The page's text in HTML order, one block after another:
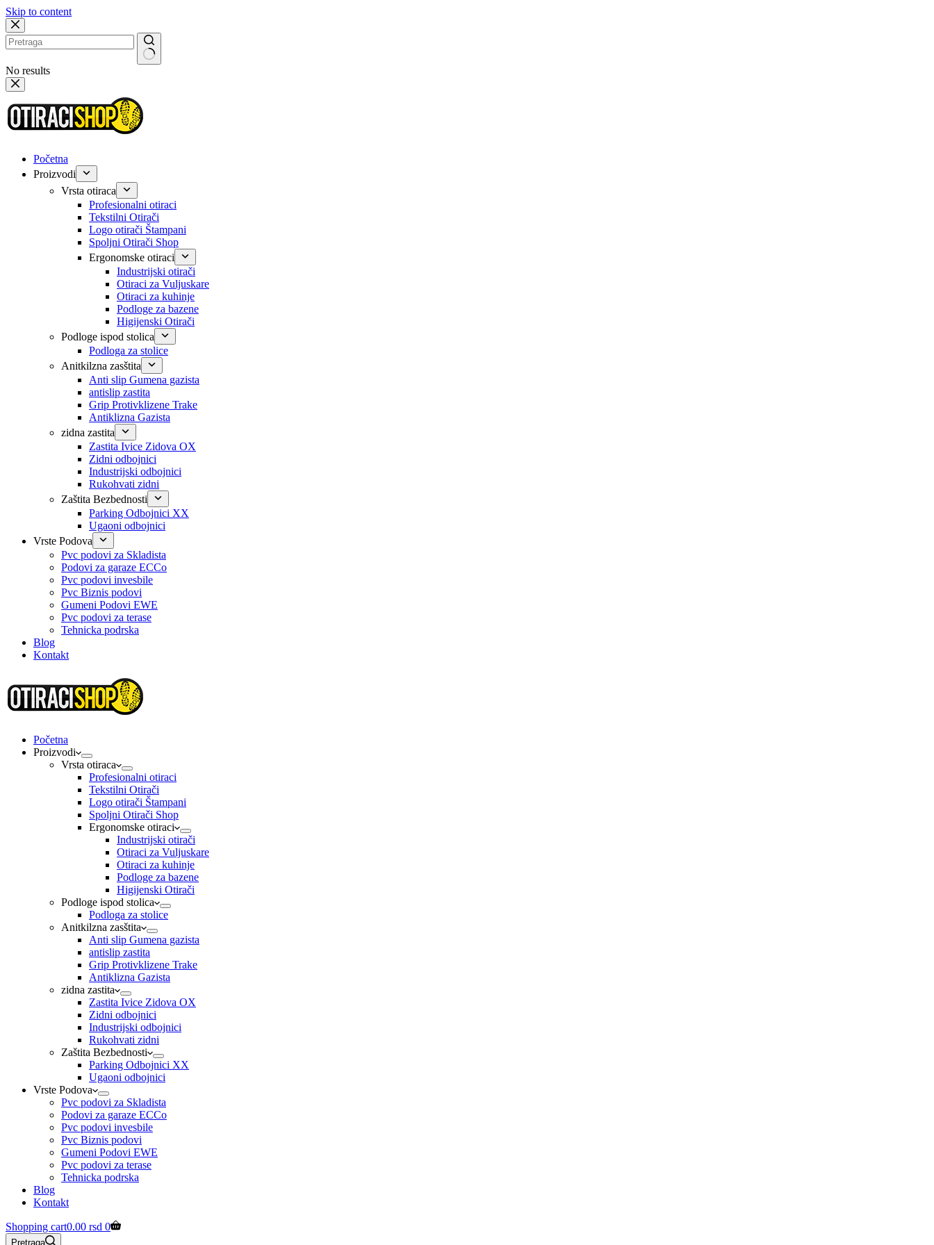
Skip to content
No results
Početna
Proizvodi
Vrsta otiraca
Profesionalni otiraci
Tekstilni Otirači
Logo otirači Štampani
Spoljni Otirači Shop
Ergonomske otiraci
Industrijski otirači
Otiraci za Vuljuskare
Otiraci za kuhinje
Podloge za bazene
Higijenski Otirači
Podloge ispod stolica
Podloga za stolice
Anitkilzna zasštita
Anti slip Gumena gazista
antislip zastita
Grip Protivklizene Trake
Antiklizna Gazista
zidna zastita
Zastita Ivice Zidova OX
Zidni odbojnici
Industrijski odbojnici
Rukohvati zidni
Zaštita Bezbednosti
Parking Odbojnici XX
Ugaoni odbojnici
Vrste Podova
Pvc podovi za Skladista
Podovi za garaze ECCo
Pvc podovi invesbile
Pvc Biznis podovi
Gumeni Podovi EWE
Pvc podovi za terase
Tehnicka podrska
Blog
Kontakt
Početna
Proizvodi
Vrsta otiraca
Profesionalni otiraci
Tekstilni Otirači
Logo otirači Štampani
Spoljni Otirači Shop
Ergonomske otiraci
Industrijski otirači
Otiraci za Vuljuskare
Otiraci za kuhinje
Podloge za bazene
Higijenski Otirači
Podloge ispod stolica
Podloga za stolice
Anitkilzna zasštita
Anti slip Gumena gazista
antislip zastita
Grip Protivklizene Trake
Antiklizna Gazista
zidna zastita
Zastita Ivice Zidova OX
Zidni odbojnici
Industrijski odbojnici
Rukohvati zidni
Zaštita Bezbednosti
Parking Odbojnici XX
Ugaoni odbojnici
Vrste Podova
Pvc podovi za Skladista
Podovi za garaze ECCo
Pvc podovi invesbile
Pvc Biznis podovi
Gumeni Podovi EWE
Pvc podovi za terase
Tehnicka podrska
Blog
Kontakt
Shopping cart0.00 rsd 0
Pretraga